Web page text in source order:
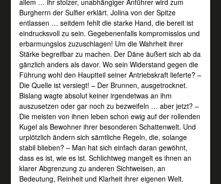
Burgherrn der Sulfier erklärt. Jolina von der Spitze
entlassen … seitdem fehlt die starke Hand, die bereit ist
eindrucksvoll zu sein. Gegebenenfalls kompromisslos und
erbarmungslos zuzuschlagen! Um die Wahrheit ihrer
Stärke begreifbar zu machen. Der Däne äußert sich ab da
gänzlich anders als davor. Wo sein Widerstand gegen die
Führung wohl den Hauptteil seiner Antriebskraft lieferte? –
Die Quelle ist versiegt! – Der Brunnen, ausgetrocknet.
Bislang wagte absolut keiner irgendetwas an ihm
auszusetzen oder gar noch zu bezweifeln … aber jetzt? –
Die meisten von ihnen leben schon ewig auf der rollenden
Kugel als Bewohner ihrer besonderen Schattenwelt. Und
urplötzlich ändern sich sämtliche Regeln, die, solange
stabil blieben? – Man hat sich einfach daran gewöhnt,
dass es ist, wie es ist. Schlichtweg mangelt es ihnen an
klarer Abgrenzung zu anderen Sichtweisen, an
Bedeutung, Reinheit und Klarheit ihrer eigenen Welt.